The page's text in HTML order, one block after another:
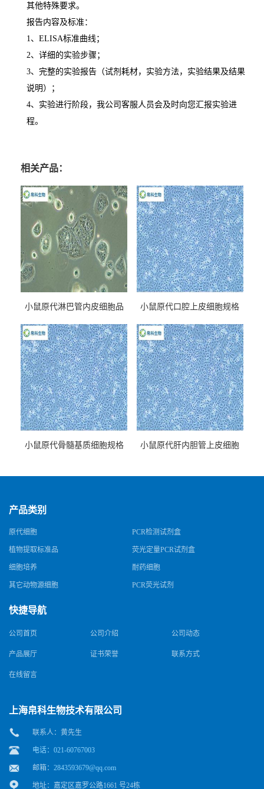
其他特殊要求。
报告内容及标准：
1 、 ELISA标准曲线；
2、详细的实验步骤；
3、完整的实验报告（试剂耗材，实验方法，实验结果及结果
说明）；
4、实验进行阶段，我公司客服人员会及时向您汇报实验进
程。
相关产品：
小鼠原代淋巴管内皮细胞品
小鼠原代口腔上皮细胞规格
小鼠原代骨髓基质细胞规格
小鼠原代肝内胆管上皮细胞
产品类别
原代细胞 PCR检测试剂盒
植物提取标准品 荧光定量PCR试剂盒
细胞培养 耐药细胞
其它动物源细胞 PCR荧光试剂
快捷导航
公司首页 公司介绍 公司动态
产品展厅 证书荣誉 联系方式
在线留言
上海帛科生物技术有限公司
联系人：黄先生
电话：021-60767003
邮箱： 2843593679@qq.com
地址：嘉定区嘉罗公路1661 号24栋